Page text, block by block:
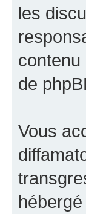
les
contenu
de
Vous